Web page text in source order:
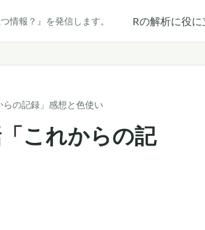
情報？』を発信します。 Rの解析に役
の記録」感想と色使い
これからの記